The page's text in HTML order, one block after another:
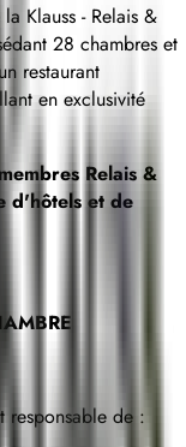
Klauss - Relais &
28 chambres et
restaurant
en exclusivité
Relais &
d'hôtels et de
responsable de :